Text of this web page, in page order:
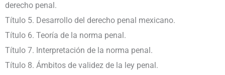
derecho penal.
Título 5. Desarrollo del derecho penal mexicano.
Título 6. Teoría de la norma penal.
Título 7. Interpretación de la norma penal.
Título 8. Ámbitos de validez de la ley penal.